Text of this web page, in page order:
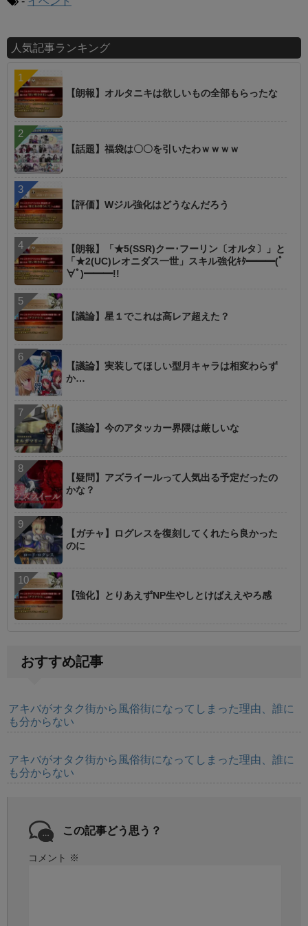
人気記事ランキング
【朗報】オルタニキは欲しいもの全部もらったな
【話題】福袋は〇〇を引いたわｗｗｗｗ
【評価】Wジル強化はどうなんだろう
【朗報】「★5(SSR)クー･フーリン〔オルタ〕」と
「★2(UC)レオニダス一世」スキル強化ｷﾀ━━━(ﾟ
∀ﾟ)━━━!!
【議論】星１でこれは高レア超えた？
【議論】実装してほしい型月キャラは相変わらず
か…
【議論】今のアタッカー界隈は厳しいな
【疑問】アズライールって人気出る予定だったの
かな？
【ガチャ】ログレスを復刻してくれたら良かった
のに
【強化】とりあえずNP生やしとけばええやろ感
おすすめ記事
アキバがオタク街から風俗街になってしまった理由、誰に
も分からない
アキバがオタク街から風俗街になってしまった理由、誰に
も分からない
この記事どう思う？
コメント ※